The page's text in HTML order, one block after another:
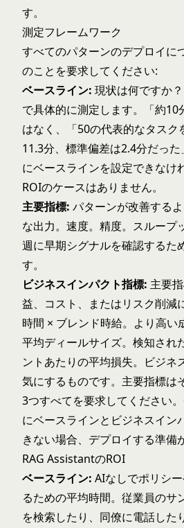
す。
測定フレームワーク
すべてのパターンのデプロイに
のことを要求してください:
ベースライン: 現状は何ですか
で具体的に測定します。「約10
はなく、「50の代表的なタスク
11.3分、標準偏差は2.4分だっ
にベースラインを設定できなけ
ROIのケースはありません。
主要指標: パターンが改善する
な出力。速度。精度。スループ
週に早期シグナルを確認するた
す。
ビジネスインパクト指標: 主要
益、コスト、またはリスク削減
時間 × ブレンド時給。より高い
平均ディールサイズ。検知され
ントあたりの平均損失。ビジネ
気にするものです。主要指標は
3つすべてを要求してください
にベースラインとビジネスイン
きない場合、デプロイする準備
RAG AssistantのROI
ベースライン: AIなしでポリシ
るための平均時間。従業員のサ
を検索したり、同僚に電話した